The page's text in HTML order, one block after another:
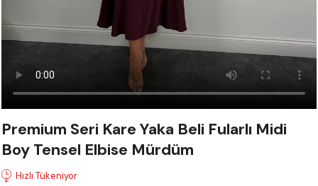
Premium Seri Kare Yaka Beli Fularlı Midi
Boy Tensel Elbise Mürdüm